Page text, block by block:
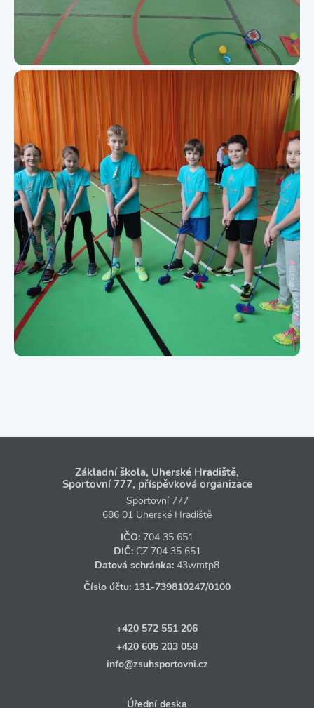
Základní škola, Uherské Hradiště,
Sportovní 777, příspěvková organizace
Sportovní 777
686 01 Uherské Hradiště
IČO: 704 35 651
DIČ: CZ 704 35 651
Datová schránka: 43wmtp8
Číslo účtu: 131‑739810247/0100
+420 572 551 206
+420 605 203 058
info@zsuhsportovni.cz
Úřední deska